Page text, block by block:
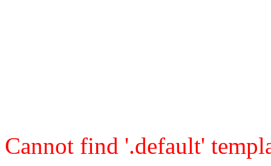
Cannot find '.default'